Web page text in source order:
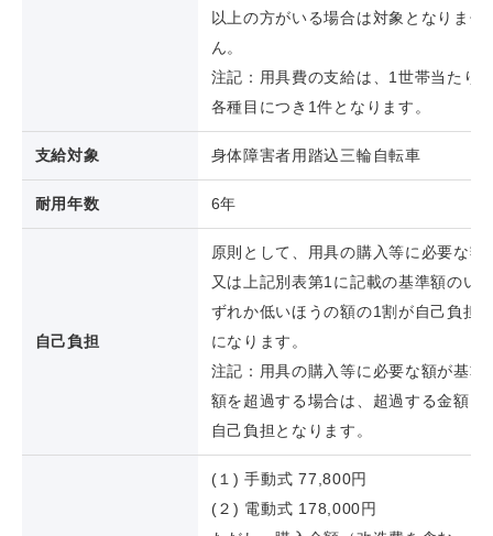
以上の方がいる場合は対象となりませ
ん。
注記：用具費の支給は、1世帯当たり
各種目につき1件となります。
支給対象 身体障害者用踏込三輪自転車
耐用年数 6年
自己負担
原則として、用具の購入等に必要な額
又は上記別表第1に記載の基準額のい
ずれか低いほうの額の1割が自己負担
になります。
注記：用具の購入等に必要な額が基準
額を超過する場合は、超過する金額も
自己負担となります。
(１) 手動式 77,800円
(２) 電動式 178,000円